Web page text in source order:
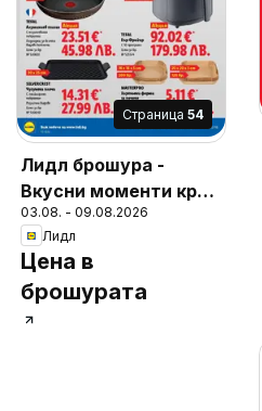
Cтраница 54
Лидл брошура -
Вкусни моменти край
грила
03.08. - 09.08.2026
Лидл
Цена в
брошурата